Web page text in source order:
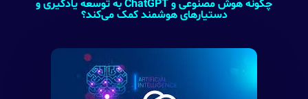
چگونه هوش مصنوعی و ChatGPT به توسعه یادگیری و
دستیارهای هوشمند کمک می‌کند؟